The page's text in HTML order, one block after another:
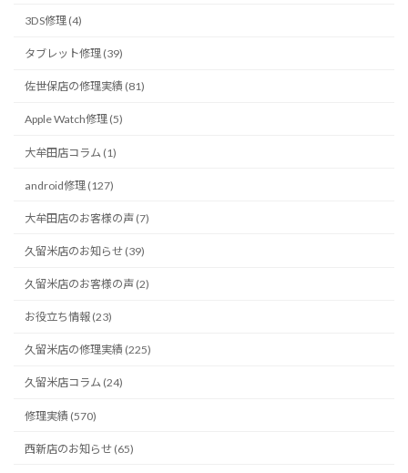
3DS修理 (4)
タブレット修理 (39)
佐世保店の修理実績 (81)
Apple Watch修理 (5)
大牟田店コラム (1)
android修理 (127)
大牟田店のお客様の声 (7)
久留米店のお知らせ (39)
久留米店のお客様の声 (2)
お役立ち情報 (23)
久留米店の修理実績 (225)
久留米店コラム (24)
修理実績 (570)
西新店のお知らせ (65)